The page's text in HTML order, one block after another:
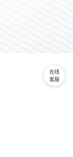
在线
客服